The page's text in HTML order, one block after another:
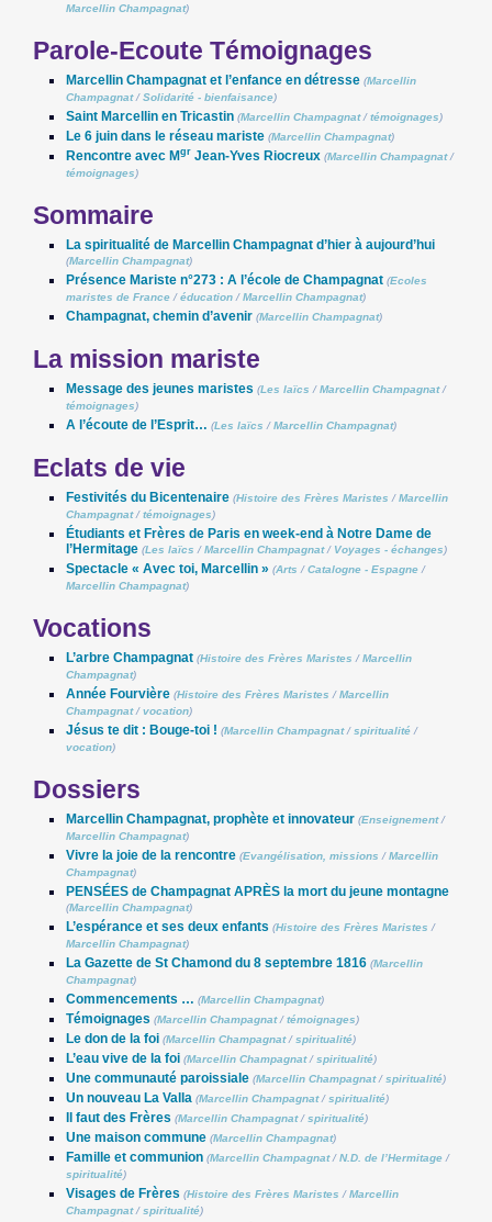
Marcellin Champagnat)
Parole-Ecoute Témoignages
Marcellin Champagnat et l’enfance en détresse (Marcellin
Champagnat/Solidarité - bienfaisance)
Saint Marcellin en Tricastin (Marcellin Champagnat/témoignages)
Le 6 juin dans le réseau mariste (Marcellin Champagnat)
Rencontre avec Mgr Jean-Yves Riocreux (Marcellin Champagnat/
témoignages)
Sommaire
La spiritualité de Marcellin Champagnat d’hier à aujourd’hui
(Marcellin Champagnat)
Présence Mariste n°273 : A l’école de Champagnat (Ecoles
maristes de France /éducation /Marcellin Champagnat)
Champagnat, chemin d’avenir (Marcellin Champagnat)
La mission mariste
Message des jeunes maristes (Les laïcs /Marcellin Champagnat/
témoignages)
A l’écoute de l’Esprit… (Les laïcs /Marcellin Champagnat)
Eclats de vie
Festivités du Bicentenaire (Histoire des Frères Maristes /Marcellin
Champagnat/témoignages)
Étudiants et Frères de Paris en week-end à Notre Dame de
l’Hermitage (Les laïcs /Marcellin Champagnat/ Voyages - échanges)
Spectacle « Avec toi, Marcellin » (Arts /Catalogne - Espagne /
Marcellin Champagnat)
Vocations
L’arbre Champagnat (Histoire des Frères Maristes /Marcellin
Champagnat)
Année Fourvière (Histoire des Frères Maristes /Marcellin
Champagnat/vocation)
Jésus te dit : Bouge-toi ! (Marcellin Champagnat/spiritualité /
vocation)
Dossiers
Marcellin Champagnat, prophète et innovateur (Enseignement/
Marcellin Champagnat)
Vivre la joie de la rencontre (Evangélisation, missions /Marcellin
Champagnat)
PENSÉES de Champagnat APRÈS la mort du jeune montagne
(Marcellin Champagnat)
L’espérance et ses deux enfants (Histoire des Frères Maristes /
Marcellin Champagnat)
La Gazette de St Chamond du 8 septembre 1816 (Marcellin
Champagnat)
Commencements … (Marcellin Champagnat)
Témoignages (Marcellin Champagnat/témoignages)
Le don de la foi (Marcellin Champagnat/spiritualité)
L’eau vive de la foi (Marcellin Champagnat/spiritualité)
Une communauté paroissiale (Marcellin Champagnat/spiritualité)
Un nouveau La Valla (Marcellin Champagnat/spiritualité)
Il faut des Frères (Marcellin Champagnat/spiritualité)
Une maison commune (Marcellin Champagnat)
Famille et communion (Marcellin Champagnat/N.D. de l’Hermitage /
spiritualité)
Visages de Frères (Histoire des Frères Maristes /Marcellin
Champagnat/spiritualité)